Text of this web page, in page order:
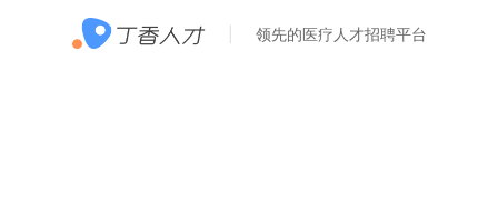
领先的医疗人才招聘平台